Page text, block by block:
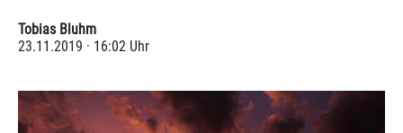
Tobias Bluhm
23.11.2019 · 16:02 Uhr